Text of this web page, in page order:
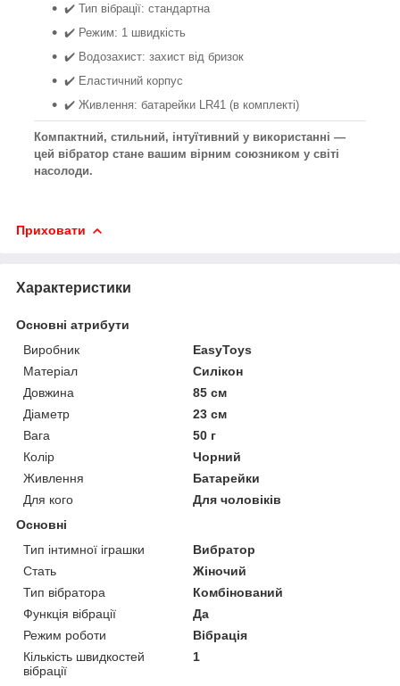
✔️ Тип вібрації: стандартна
✔️ Режим: 1 швидкість
✔️ Водозахист: захист від бризок
✔️ Еластичний корпус
✔️ Живлення: батарейки LR41 (в комплекті)
Компактний, стильний, інтуїтивний у використанні —
цей вібратор стане вашим вірним союзником у світі
насолоди.
Приховати
Характеристики
Основні атрибути
Виробник
EasyToys
Матеріал
Силікон
Довжина
85 см
Діаметр
23 см
Вага
50 г
Колір
Чорний
Живлення
Батарейки
Для кого
Для чоловіків
Основні
Тип інтимної іграшки
Вибратор
Стать
Жіночий
Тип вібратора
Комбінований
Функція вібрації
Да
Режим роботи
Вібрація
Кількість швидкостей
вібрації
1